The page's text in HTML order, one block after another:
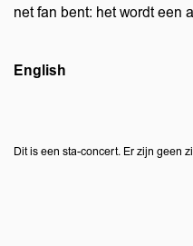
net fan bent: het wordt een
English
Dit is een sta-concert. Er zijn geen